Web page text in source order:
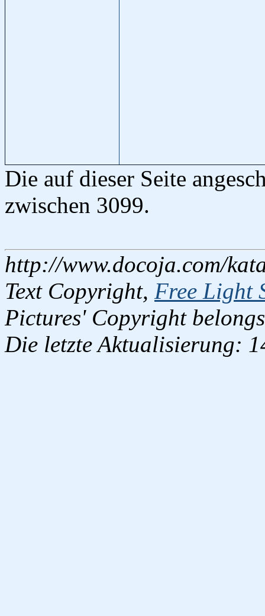
Die auf dieser Seite
zwischen 3099.
http://www.docoja.com/
Text Copyright, Free Light
Pictures' Copyright
Die letzte Aktualisierung: